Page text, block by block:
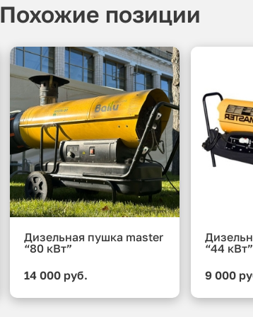
Похожие позиции
Дизельная пушка master
“80 кВт”
14 000 руб.
“44 кВт”
9 000